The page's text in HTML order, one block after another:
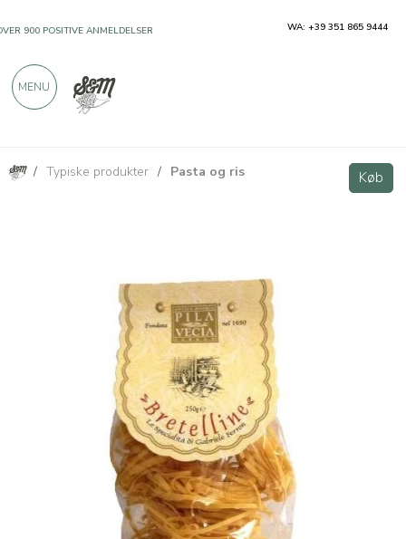
/ Typiske produkter / Pasta og ris Køb
Køb
900 POSITIVE ANMELDELSER WA: +39 351 865 9444
MENU